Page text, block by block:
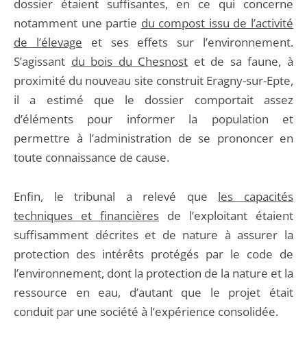
dossier étaient suffisantes, en ce qui concerne
notamment une partie du compost issu de l’activité
de l’élevage et ses effets sur l’environnement.
S’agissant du bois du Chesnost et de sa faune, à
proximité du nouveau site construit Eragny-sur-Epte,
il a estimé que le dossier comportait assez
d’éléments pour informer la population et
permettre à l’administration de se prononcer en
toute connaissance de cause.
Enfin, le tribunal a relevé que les capacités
techniques et financières de l’exploitant étaient
suffisamment décrites et de nature à assurer la
protection des intérêts protégés par le code de
l’environnement, dont la protection de la nature et la
ressource en eau, d’autant que le projet était
conduit par une société à l’expérience consolidée.